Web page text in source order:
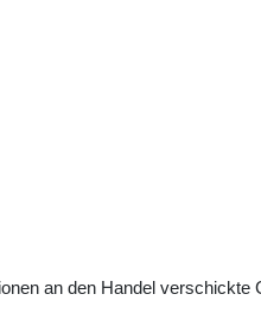
an den Handel